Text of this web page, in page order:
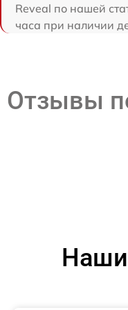
Reveal по нашей
часа при наличии
Отзывы